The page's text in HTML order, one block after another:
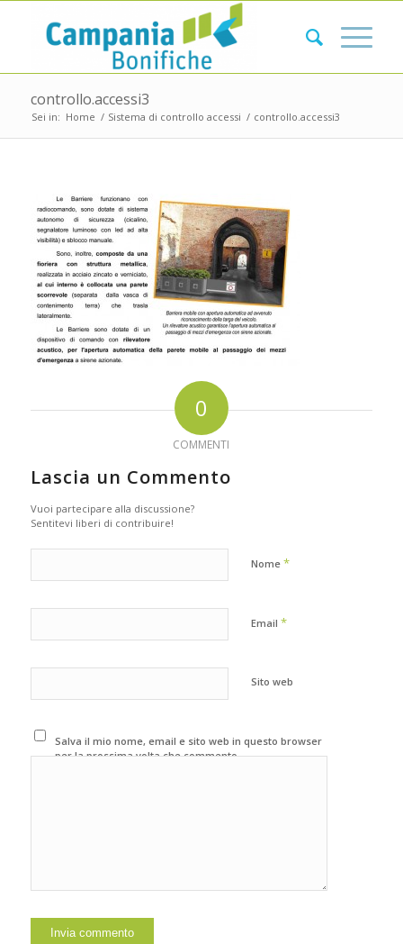
controllo.accessi3
Sei in: Home / Sistema di controllo accessi / controllo.accessi3
0
COMMENTI
Lascia un Commento
Vuoi partecipare alla discussione?
Sentitevi liberi di contribuire!
Nome *
Email *
Sito web
Salva il mio nome, email e sito web in questo browser
per la prossima volta che commento.